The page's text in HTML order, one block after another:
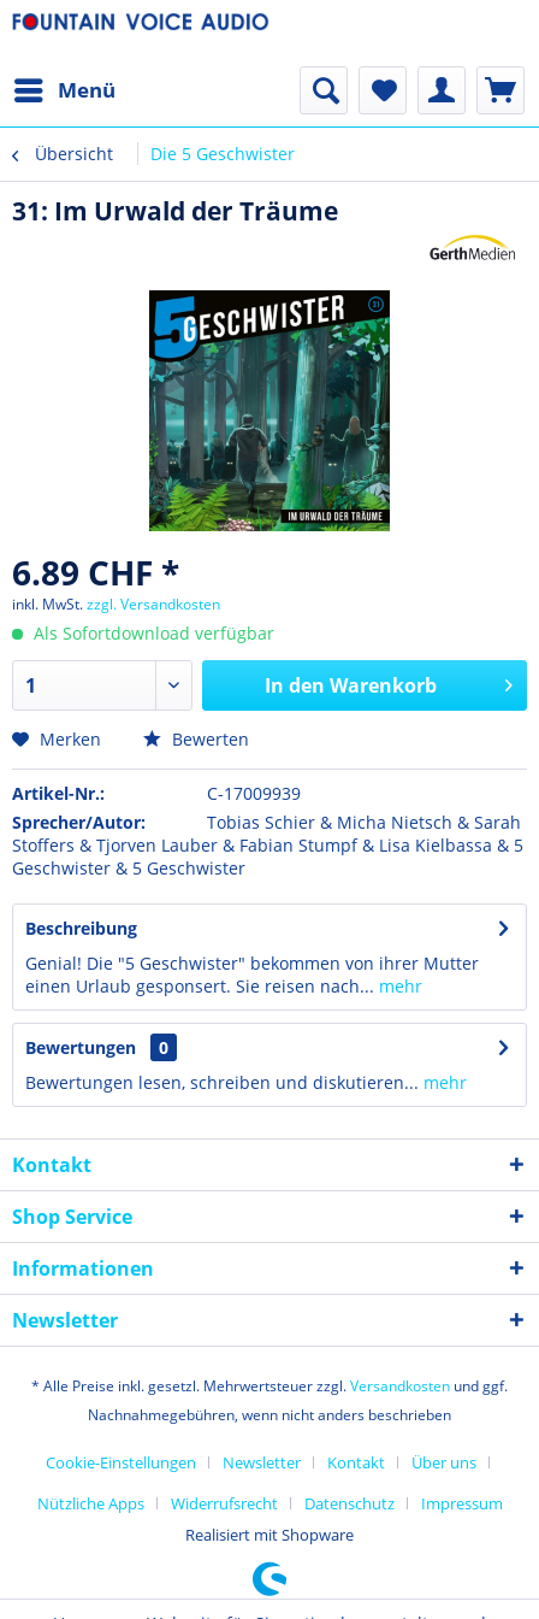
Menü
Übersicht Die 5 Geschwister
31: Im Urwald der Träume
6.89 CHF *
inkl. MwSt.zzgl. Versandkosten
Als Sofortdownload verfügbar
In den Warenkorb
Merken Bewerten
Artikel-Nr.:
C-17009939
Sprecher/Autor:
Tobias Schier & Micha Nietsch & Sarah
Stoffers & Tjorven Lauber & Fabian Stumpf & Lisa Kielbassa & 5
Geschwister & 5 Geschwister
Beschreibung
Genial! Die "5 Geschwister" bekommen von ihrer Mutter
einen Urlaub gesponsert. Sie reisen nach... mehr
Bewertungen
0
Bewertungen lesen, schreiben und diskutieren... mehr
Kontakt
Shop Service
Informationen
Newsletter
* Alle Preise inkl. gesetzl. Mehrwertsteuer zzgl.Versandkosten und ggf.
Nachnahmegebühren, wenn nicht anders beschrieben
Cookie-Einstellungen Newsletter Kontakt
Über uns
Nützliche Apps
Widerrufsrecht Datenschutz
Impressum
Realisiert mit Shopware